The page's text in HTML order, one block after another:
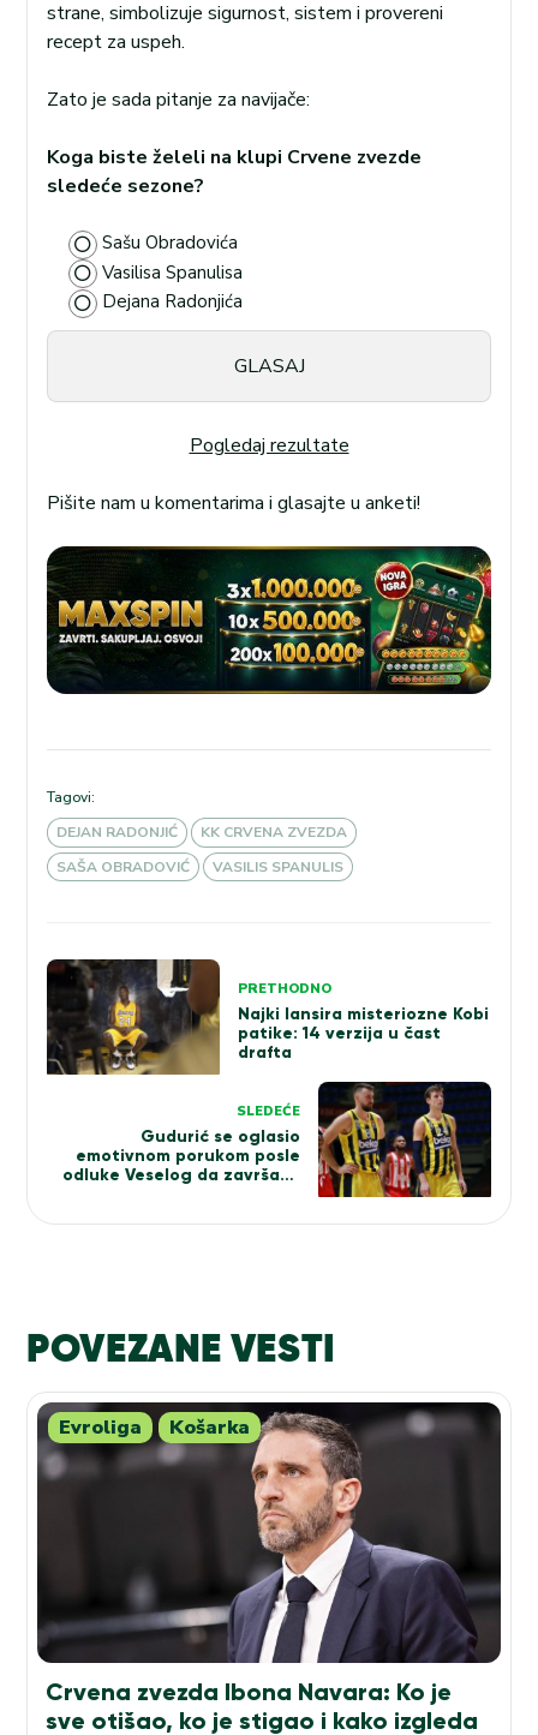
strane, simbolizuje sigurnost, sistem i provereni
recept za uspeh.
Zato je sada pitanje za navijače:
Koga biste želeli na klupi Crvene zvezde
sledeće sezone?
Sašu Obradovića
Vasilisa Spanulisa
Dejana Radonjića
Pogledaj rezultate
Pišite nam u komentarima i glasajte u anketi!
Tagovi:
DEJAN RADONJIĆ
KK CRVENA ZVEZDA
SAŠA OBRADOVIĆ
VASILIS SPANULIS
Kretanje
članka
PRETHODNO
Najki lansira misteriozne Kobi
patike: 14 verzija u čast
drafta
SLEDEĆE
Gudurić se oglasio
emotivnom porukom posle
odluke Veselog da završava
POVEZANE VESTI
Evroliga Košarka
Crvena zvezda Ibona Navara: Ko je
sve otišao, ko je stigao i kako izgleda